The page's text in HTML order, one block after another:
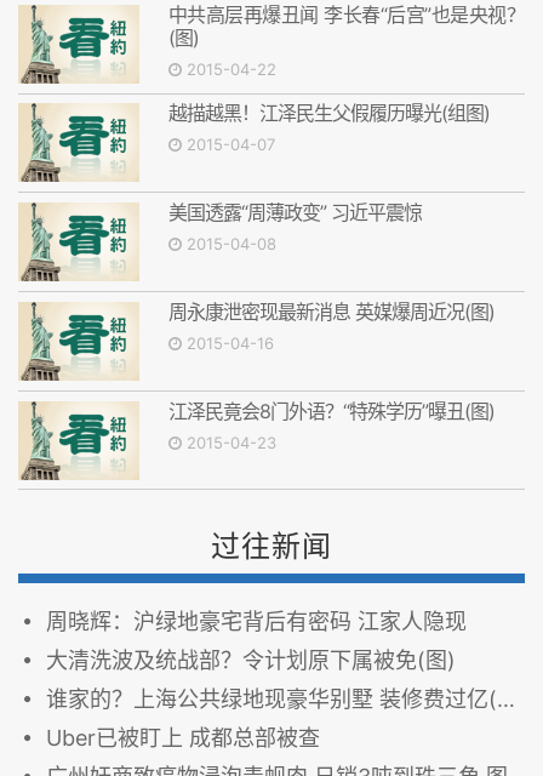
中共高层再爆丑闻 李长春“后宫”也是央视？
(图)
2015-04-22
越描越黑！江泽民生父假履历曝光(组图)
2015-04-07
美国透露“周薄政变” 习近平震惊
2015-04-08
周永康泄密现最新消息 英媒爆周近况(图)
2015-04-16
江泽民竟会8门外语？“特殊学历”曝丑(图)
2015-04-23
过往新闻
周晓辉：沪绿地豪宅背后有密码 江家人隐现
大清洗波及统战部？令计划原下属被免(图)
谁家的？上海公共绿地现豪华别墅 装修费过亿(图)
Uber已被盯上 成都总部被查